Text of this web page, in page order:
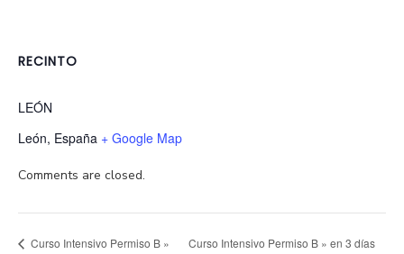
RECINTO
LEÓN
León, España + Google Map
Comments are closed.
Curso Intensivo Permiso B »
Curso Intensivo Permiso B » en 3 días